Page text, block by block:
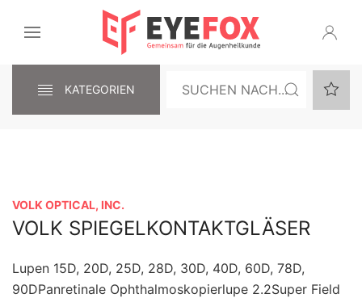
KATEGORIEN
VOLK OPTICAL, INC.
VOLK SPIEGELKONTAKTGLÄSER
Lupen 15D, 20D, 25D, 28D, 30D, 40D, 60D, 78D,
90DPanretinale Ophthalmoskopierlupe 2.2Super Field